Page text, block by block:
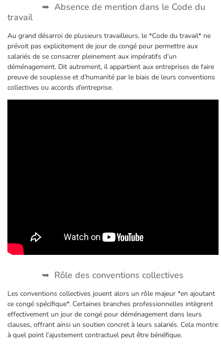
Absence de mention dans le Code du
travail
Au grand désarroi de plusieurs travailleurs, le *Code du travail* ne
prévoit pas explicitement de jour de congé pour permettre aux
salariés de se consacrer pleinement aux impératifs d’un
déménagement. Dit autrement, il appartient aux entreprises de faire
preuve de souplesse et d’humanité par le biais de leurs conventions
collectives ou accords d’entreprise.
Rôle des conventions collectives
Les conventions collectives jouent alors un rôle majeur *en ajoutant
ce congé spécifique*. Certaines branches professionnelles intègrent
effectivement un jour de congé pour déménagement dans leurs
clauses, offrant ainsi un soutien concret à leurs salariés. Cela montre
à quel point l’ajustement contractuel peut être bénéfique.